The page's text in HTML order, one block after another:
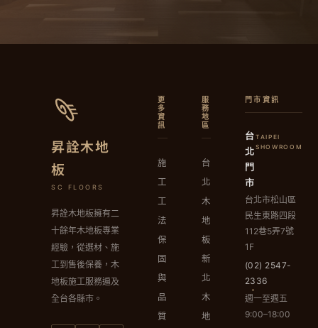
昇詮木地
板
SC FLOORS
昇詮木地板擁有二
十餘年木地板專業
經驗，從選材、施
工到售後保養，木
地板施工服務遍及
全台各縣市。
更
多
資
訊
施
工
工
法
保
固
與
品
質
服
務
地
區
台
北
木
地
板
新
北
木
地
門市資訊
台
北
門
市
TAIPEI
SHOWROOM
台北市松山區
民生東路四段
112巷5弄7號
1F
(02) 2547-
2336
週一至週五
9:00–18:00